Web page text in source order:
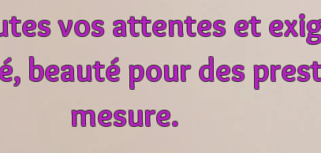
vos attentes et
beauté pour des
mesure.